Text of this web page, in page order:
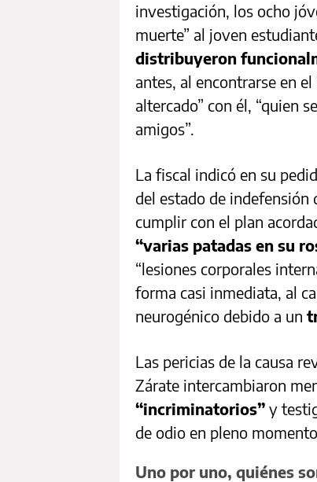
investigación, los ocho
muerte” al joven
distribuyeron
antes, al encontrarse en
altercado” con él, “quien
amigos”.
La fiscal indicó en su
del estado de
cumplir con el plan
“varias patadas en su
“lesiones corporales
forma casi inmediata, al
neurogénico debido a un
Las pericias de la causa
Zárate intercambiaron
“incriminatorios” y
de odio en pleno
Uno por uno, quiénes